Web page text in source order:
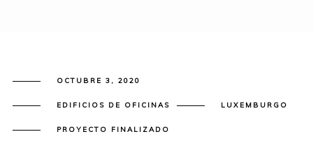
OCTUBRE 3, 2020
EDIFICIOS DE OFICINAS LUXEMBURGO
PROYECTO FINALIZADO